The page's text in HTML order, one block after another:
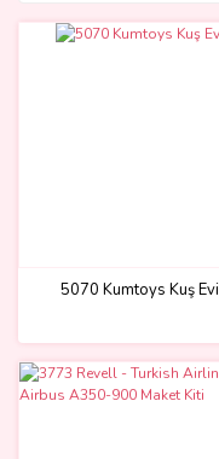
5070 Kumtoys Kuş Evi